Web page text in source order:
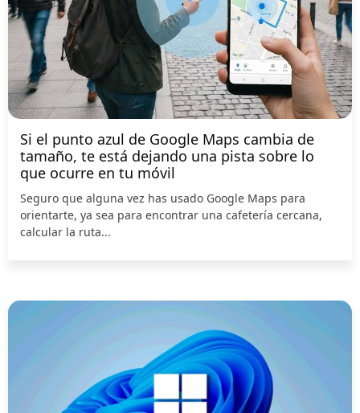
Si el punto azul de Google Maps cambia de
tamaño, te está dejando una pista sobre lo
que ocurre en tu móvil
Seguro que alguna vez has usado Google Maps para
orientarte, ya sea para encontrar una cafetería cercana,
calcular la ruta...